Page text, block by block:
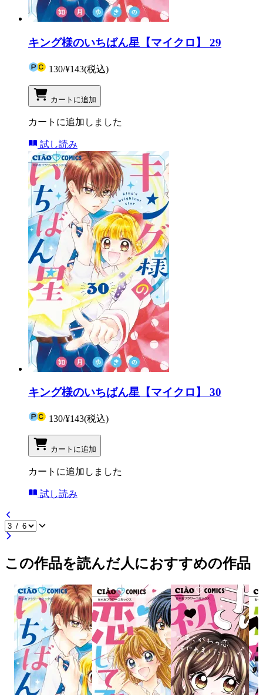
キング様のいちばん星【マイクロ】 29
130/¥143(税込)
カートに追加
カートに追加しました
試し読み
キング様のいちばん星【マイクロ】 30
130/¥143(税込)
カートに追加
カートに追加しました
試し読み
この作品を読んだ人におすすめの作品